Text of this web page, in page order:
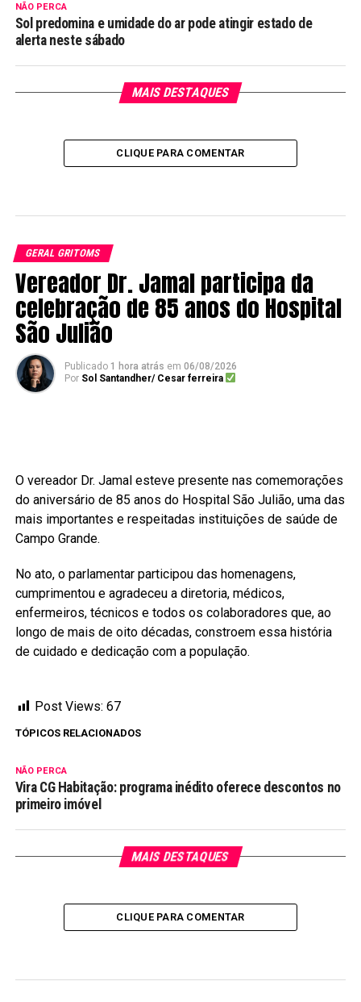
NÃO PERCA
Sol predomina e umidade do ar pode atingir estado de
alerta neste sábado
MAIS DESTAQUES
CLIQUE PARA COMENTAR
GERAL GRITOMS
Vereador Dr. Jamal participa da
celebração de 85 anos do Hospital
São Julião
Publicado 1 hora atrás em 06/08/2026
Por Sol Santandher/ Cesar ferreira
O vereador Dr. Jamal esteve presente nas comemorações
do aniversário de 85 anos do Hospital São Julião, uma das
mais importantes e respeitadas instituições de saúde de
Campo Grande.
No ato, o parlamentar participou das homenagens,
cumprimentou e agradeceu a diretoria, médicos,
enfermeiros, técnicos e todos os colaboradores que, ao
longo de mais de oito décadas, constroem essa história
de cuidado e dedicação com a população.
Post Views: 67
TÓPICOS RELACIONADOS
NÃO PERCA
Vira CG Habitação: programa inédito oferece descontos no
primeiro imóvel
MAIS DESTAQUES
CLIQUE PARA COMENTAR